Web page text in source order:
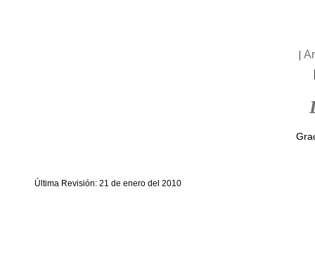
|
Última Revisión: 21 de enero del 2010